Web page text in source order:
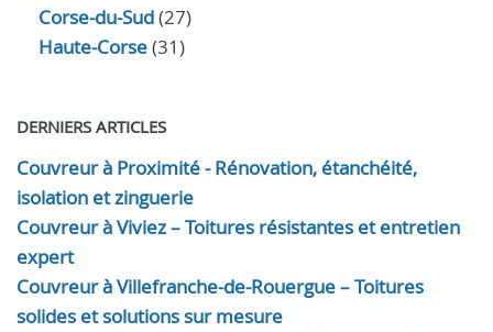
Corse-du-Sud(27)
Haute-Corse(31)
DERNIERS ARTICLES
Couvreur à Proximité - Rénovation, étanchéité,
isolation et zinguerie
Couvreur à Viviez – Toitures résistantes et entretien
expert
Couvreur à Villefranche-de-Rouergue – Toitures
solides et solutions sur mesure